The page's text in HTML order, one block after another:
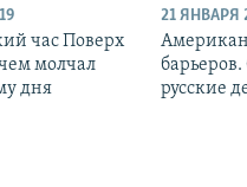
час Поверх
молчал
дня
21 ЯНВАРЯ
русские